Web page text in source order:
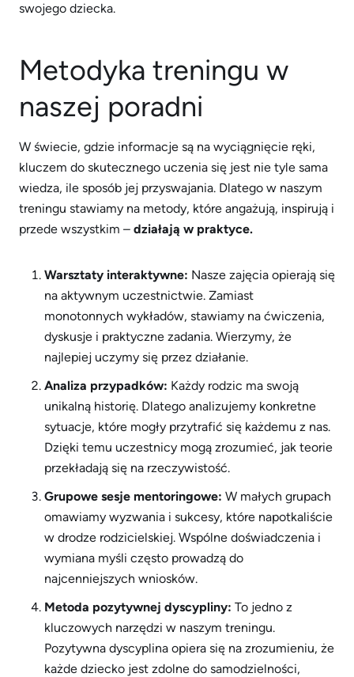
swojego dziecka.
Metodyka treningu w
naszej poradni
W świecie, gdzie informacje są na wyciągnięcie ręki,
kluczem do skutecznego uczenia się jest nie tyle sama
wiedza, ile sposób jej przyswajania. Dlatego w naszym
treningu stawiamy na metody, które angażują, inspirują i
przede wszystkim – działają w praktyce.
Warsztaty interaktywne: Nasze zajęcia opierają się
na aktywnym uczestnictwie. Zamiast
monotonnych wykładów, stawiamy na ćwiczenia,
dyskusje i praktyczne zadania. Wierzymy, że
najlepiej uczymy się przez działanie.
Analiza przypadków: Każdy rodzic ma swoją
unikalną historię. Dlatego analizujemy konkretne
sytuacje, które mogły przytrafić się każdemu z nas.
Dzięki temu uczestnicy mogą zrozumieć, jak teorie
przekładają się na rzeczywistość.
Grupowe sesje mentoringowe: W małych grupach
omawiamy wyzwania i sukcesy, które napotkaliście
w drodze rodzicielskiej. Wspólne doświadczenia i
wymiana myśli często prowadzą do
najcenniejszych wniosków.
Metoda pozytywnej dyscypliny: To jedno z
kluczowych narzędzi w naszym treningu.
Pozytywna dyscyplina opiera się na zrozumieniu, że
każde dziecko jest zdolne do samodzielności,